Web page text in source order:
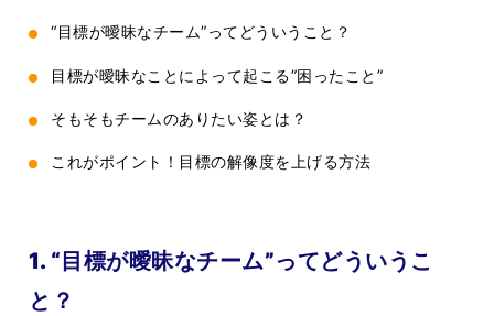
“目標が曖昧なチーム”ってどういうこと？
目標が曖昧なことによって起こる”困ったこと”
そもそもチームのありたい姿とは？
これがポイント！目標の解像度を上げる方法
1. “目標が曖昧なチーム”ってどういうこ
と？